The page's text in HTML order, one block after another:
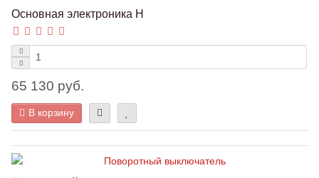
Основная электроника Н
65 130 руб.
В корзину